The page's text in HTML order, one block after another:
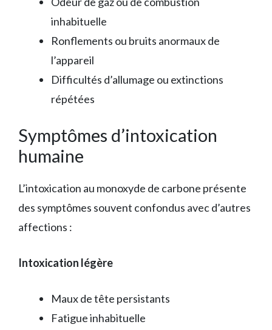
inhabituelle
Ronflements ou bruits anormaux de
l’appareil
Difficultés d’allumage ou extinctions
répétées
Symptômes d’intoxication
humaine
L’intoxication au monoxyde de carbone présente
des symptômes souvent confondus avec d’autres
affections :
Intoxication légère
Maux de tête persistants
Fatigue inhabituelle